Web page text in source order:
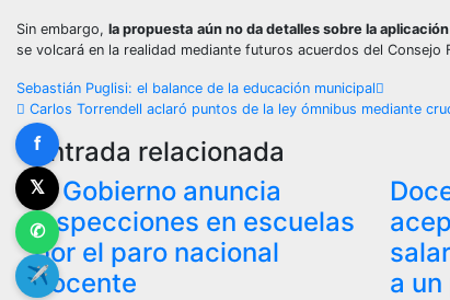
Sin embargo, la propuesta aún no da detalles sobre la
se volcará en la realidad mediante futuros acuerdos del Consejo
Navegación
de
entradas
Sebastián Puglisi: el balance de la educación municipal
Carlos Torrendell aclaró puntos de la ley ómnibus mediante
Entrada relacionada
El Gobierno anuncia
inspecciones en escuelas
por el paro nacional
docente
a
f
𝕏
✆
✈